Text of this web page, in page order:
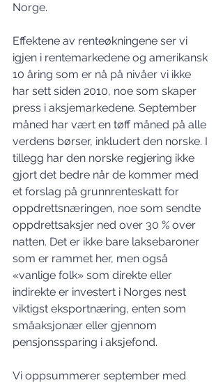
Norge.
Effektene av renteøkningene ser vi
igjen i rentemarkedene og amerikansk
10 åring som er nå på nivåer vi ikke
har sett siden 2010, noe som skaper
press i aksjemarkedene. September
måned har vært en tøff måned på alle
verdens børser, inkludert den norske. I
tillegg har den norske regjering ikke
gjort det bedre når de kommer med
et forslag på grunnrenteskatt for
oppdrettsnæringen, noe som sendte
oppdrettsaksjer ned over 30 % over
natten. Det er ikke bare laksebaroner
som er rammet her, men også
«vanlige folk» som direkte eller
indirekte er investert i Norges nest
viktigst eksportnæring, enten som
småaksjonær eller gjennom
pensjonssparing i aksjefond.
Vi oppsummerer september med